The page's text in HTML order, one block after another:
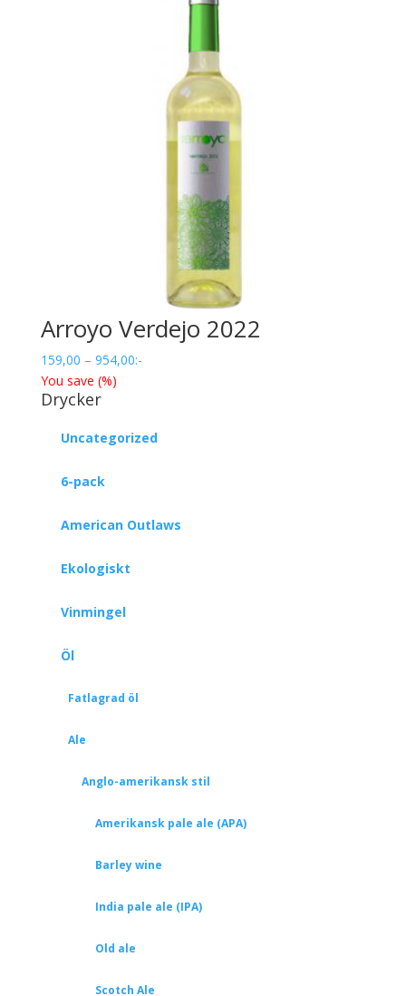
1.314,00
Arroyo Verdejo 2022
159,00 – 954,00Prisintervall:
:-
You save (%)
Drycker
Uncategorized
6-pack
American Outlaws
Ekologiskt
Vinmingel
Öl
Fatlagrad öl
Ale
Anglo-amerikansk stil
Amerikansk pale ale (APA)
Barley wine
India pale ale (IPA)
Old ale
Scotch Ale